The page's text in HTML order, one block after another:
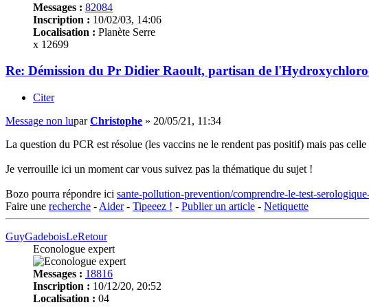
Messages : 82084
Inscription : 10/02/03, 14:06
Localisation : Planète Serre
x 12699
Re: Démission du Pr Didier Raoult, partisan de
Citer
Message non luparChristophe » 20/05/21, 11:34
La question du PCR est résolue (les vaccins ne le rendent pas positif) mais pas celle
Je verrouille ici un moment car vous suivez pas la thématique du sujet !
Bozo pourra répondre ici sante-pollution-prevention/comprendre-le-test-
Faire une recherche - Aider- Tipeeez ! - Publier un article - Netiquette
GuyGadeboisLeRetour
Econologue expert
Messages : 18816
Inscription : 10/12/20, 20:52
Localisation : 04